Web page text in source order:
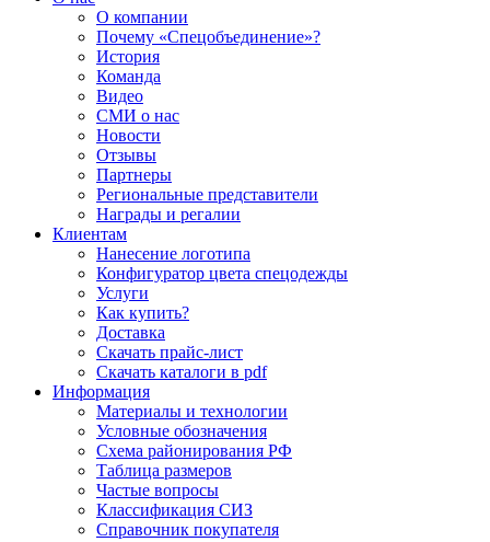
О компании
Почему «Спецобъединение»?
История
Команда
Видео
СМИ о нас
Новости
Отзывы
Партнеры
Региональные представители
Награды и регалии
Клиентам
Нанесение логотипа
Конфигуратор цвета спецодежды
Услуги
Как купить?
Доставка
Скачать прайс-лист
Скачать каталоги в pdf
Информация
Материалы и технологии
Условные обозначения
Схема районирования РФ
Таблица размеров
Частые вопросы
Классификация СИЗ
Справочник покупателя